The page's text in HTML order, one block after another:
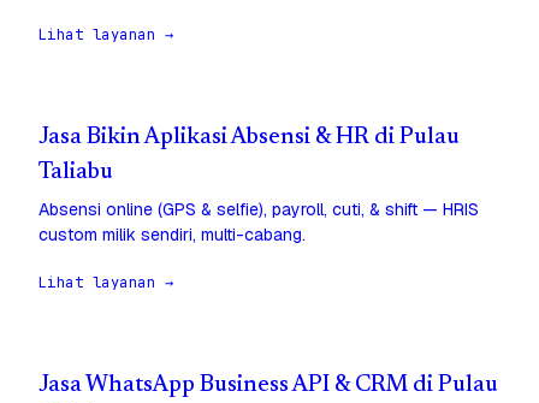
Lihat layanan →
Jasa Bikin Aplikasi Absensi & HR di Pulau
Taliabu
Absensi online (GPS & selfie), payroll, cuti, & shift — HRIS
custom milik sendiri, multi-cabang.
Lihat layanan →
Jasa WhatsApp Business API & CRM di Pulau